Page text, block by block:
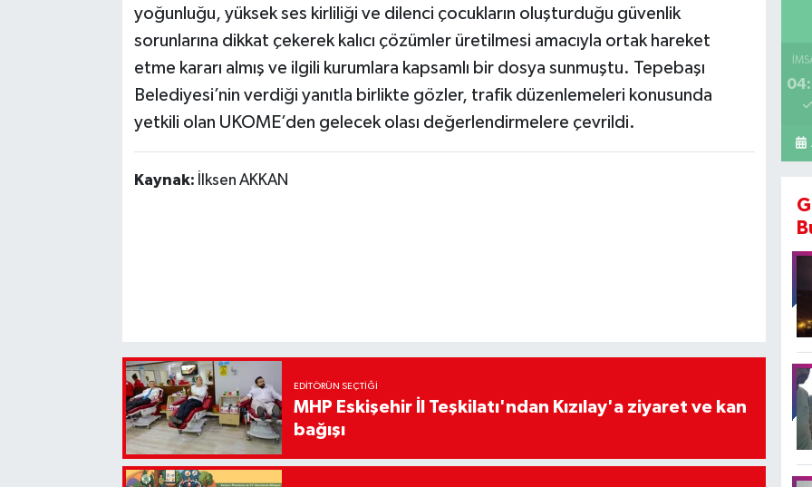
yoğunluğu, yüksek ses kirliliği ve dilenci çocukların oluşturduğu güvenlik
sorunlarına dikkat çekerek kalıcı çözümler üretilmesi amacıyla ortak hareket
etme kararı almış ve ilgili kurumlara kapsamlı bir dosya sunmuştu. Tepebaşı
Belediyesi’nin verdiği yanıtla birlikte gözler, trafik düzenlemeleri konusunda
yetkili olan UKOME’den gelecek olası değerlendirmelere çevrildi.
Kaynak: İlksen AKKAN
EDITÖRÜN SEÇTIĞI
MHP Eskişehir İl Teşkilatı'ndan Kızılay'a ziyaret ve kan
bağışı